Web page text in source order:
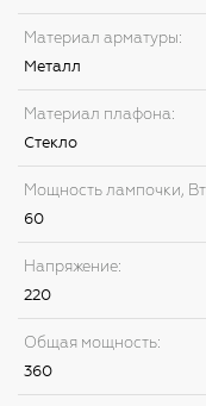
Материал арматуры:
Металл
Материал плафона:
Стекло
Мощность лампочки,
60
Напряжение:
220
Общая мощность:
360